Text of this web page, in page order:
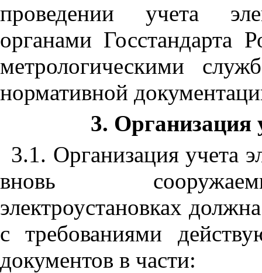
проведении учета
органами Госстандарта
метрологическими
нормативной
3. Организация
3.1. Организация учета
вновь
электроустановках
с требованиями
документов в части: